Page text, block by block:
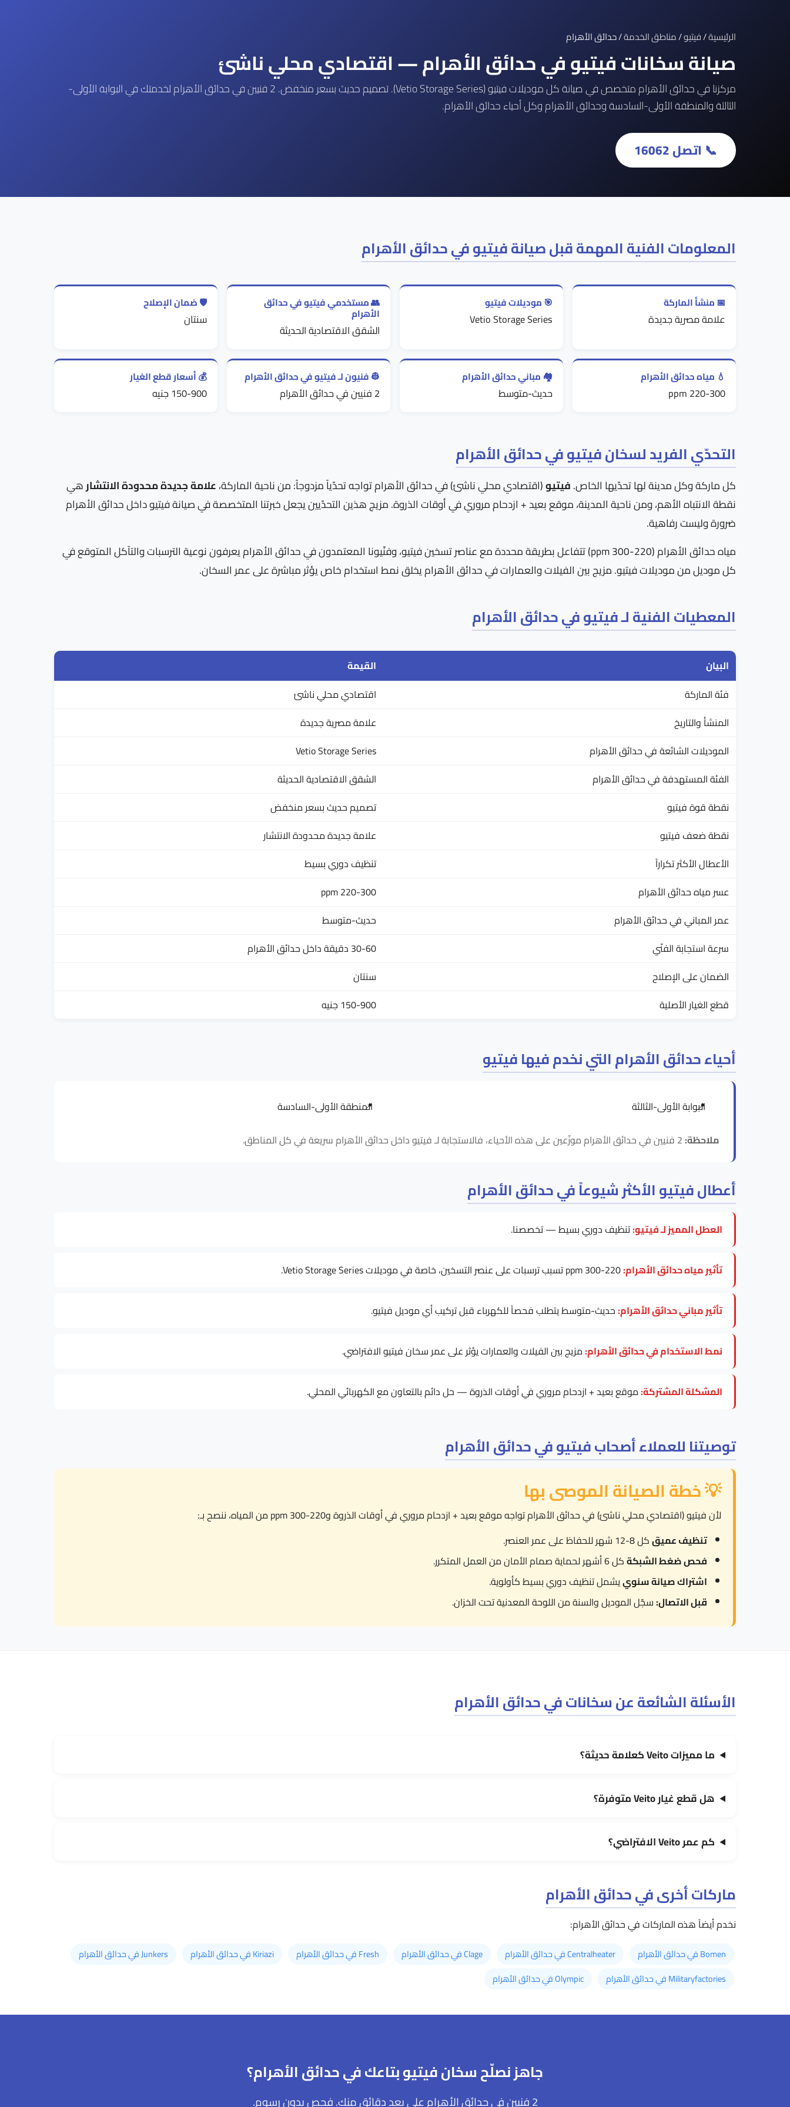
الرئيسية/فيتيو/مناطق الخدمة/ حدائق الأهرام
صيانة سخانات فيتيو في حدائق الأهرام — اقتصادي محلي ناشئ
مركزنا في حدائق الأهرام متخصص في صيانة كل موديلات فيتيو (Vetio Storage Series). تصميم حديث بسعر منخفض. 2 فنيين في حدائق الأهرام لخدمتك في البوابة الأولى-
الثالثة والمنطقة الأولى-السادسة وحدائق الأهرام وكل أحياء حدائق الأهرام.
📞 اتصل 16062
المعلومات الفنية المهمة قبل صيانة فيتيو في حدائق الأهرام
📅 منشأ الماركة
علامة مصرية جديدة
🎯 موديلات فيتيو
Vetio Storage Series
👥 مستخدمي فيتيو في حدائق
الأهرام
الشقق الاقتصادية الحديثة
🛡️ ضمان الإصلاح
سنتان
💧 مياه حدائق الأهرام
220-300 ppm
🏘️ مباني حدائق الأهرام
حديث-متوسط
👷 فنيون لـ فيتيو في حدائق الأهرام
2 فنيين في حدائق الأهرام
💰 أسعار قطع الغيار
150-900 جنيه
التحدّي الفريد لسخان فيتيو في حدائق الأهرام
كل ماركة وكل مدينة لها تحدّيها الخاص.فيتيو(اقتصادي محلي ناشئ) في حدائق الأهرام تواجه تحدّياً مزدوجاً: من ناحية الماركة،علامة جديدة محدودة الانتشارهي
نقطة الانتباه الأهم، ومن ناحية المدينة، موقع بعيد + ازدحام مروري في أوقات الذروة. مزيج هذين التحدّيين يجعل خبرتنا المتخصصة في صيانة فيتيو داخل حدائق الأهرام
ضرورة وليست رفاهية.
مياه حدائق الأهرام (220-300 ppm) تتفاعل بطريقة محددة مع عناصر تسخين فيتيو، وفنّيونا المعتمدون في حدائق الأهرام يعرفون نوعية الترسبات والتآكل المتوقع في
كل موديل من موديلات فيتيو. مزيج بين الفيلات والعمارات في حدائق الأهرام يخلق نمط استخدام خاص يؤثر مباشرة على عمر السخان.
المعطيات الفنية لـ فيتيو في حدائق الأهرام
البيان
القيمة
فئة الماركة
اقتصادي محلي ناشئ
المنشأ والتاريخ
علامة مصرية جديدة
الموديلات الشائعة في حدائق الأهرام
Vetio Storage Series
الفئة المستهدفة في حدائق الأهرام
الشقق الاقتصادية الحديثة
نقطة قوة فيتيو
تصميم حديث بسعر منخفض
نقطة ضعف فيتيو
علامة جديدة محدودة الانتشار
الأعطال الأكثر تكراراً
تنظيف دوري بسيط
عسر مياه حدائق الأهرام
220-300 ppm
عمر المباني في حدائق الأهرام
حديث-متوسط
سرعة استجابة الفنّي
30-60 دقيقة داخل حدائق الأهرام
الضمان على الإصلاح
سنتان
قطع الغيار الأصلية
150-900 جنيه
أحياء حدائق الأهرام التي نخدم فيها فيتيو
البوابة الأولى-الثالثة
المنطقة الأولى-السادسة
ملاحظة:
أعطال فيتيو الأكثر شيوعاً في حدائق الأهرام
العطل المميز لـ فيتيو:تنظيف دوري بسيط — تخصصنا.
تأثير مياه حدائق الأهرام:
تأثير مباني حدائق الأهرام:حديث-متوسط يتطلب فحصاً للكهرباء قبل تركيب أي موديل فيتيو.
نمط الاستخدام في حدائق الأهرام:مزيج بين الفيلات والعمارات يؤثر على عمر سخان فيتيو الافتراضي.
المشكلة المشتركة:موقع بعيد + ازدحام مروري في أوقات الذروة — حل دائم بالتعاون مع الكهربائي المحلي.
توصيتنا للعملاء أصحاب فيتيو في حدائق الأهرام
💡 خطة الصيانة الموصى بها
لأن فيتيو (اقتصادي محلي ناشئ) في حدائق الأهرام تواجه موقع بعيد + ازدحام مروري في أوقات الذروة و220-300 ppm من المياه، ننصح بـ:
تنظيف عميقكل 8-12 شهر للحفاظ على عمر العنصر.
فحص ضغط الشبكةكل 6 أشهر لحماية صمام الأمان من العمل المتكرر.
اشتراك صيانة سنوييشمل تنظيف دوري بسيط كأولوية.
قبل الاتصال:سجّل الموديل والسنة من اللوحة المعدنية تحت الخزان.
الأسئلة الشائعة عن سخانات في حدائق الأهرام
ما مميزات Veito كعلامة حديثة؟
هل قطع غيار Veito متوفرة؟
كم عمر Veito الافتراضي؟
ماركات أخرى في حدائق الأهرام
نخدم أيضاً هذه الماركات في حدائق الأهرام:
Bomen في حدائق الأهرام Centralheater في حدائق الأهرام Clage في حدائق الأهرام Fresh في حدائق الأهرام Kiriazi في حدائق الأهرام
Junkers في حدائق الأهرام
Militaryfactories في حدائق الأهرام
Olympic في حدائق الأهرام
جاهز نصلّح سخان فيتيو بتاعك في حدائق الأهرام؟
2 فنيين في حدائق الأهرام على بعد دقائق منك. فحص بدون رسوم.